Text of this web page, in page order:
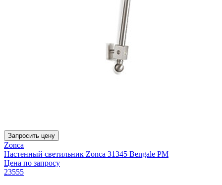
Запросить цену
Zonca
Настенный светильник Zonca 31345 Bengale PM
Цена по запросу
23555